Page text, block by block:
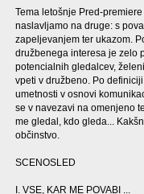
Tema letošnje Pred-
naslavljamo na druge: s
zapeljevanjem ter ukazom.
družbenega interesa je zelo
potencialnih gledalcev,
vpeti v družbeno. Po
umetnosti v osnovi
se v navezavi na omenjeno
me gledal, kdo gleda...
občinstvo.
SCENOSLED
I. VSE, KAR ME POVABI ...